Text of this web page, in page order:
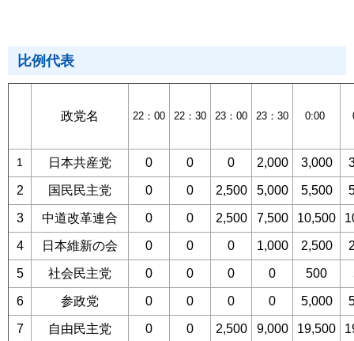
比例代表
政党名 22：00 22：30 23：00 23：30 0:00
1 日本共産党 0 0 0 2,000 3,000
2 国民民主党 0 0 2,500 5,000 5,500
3 中道改革連合 0 0 2,500 7,500 10,500
4 日本維新の会 0 0 0 1,000 2,500
5 社会民主党 0 0 0 0 500
6 参政党 0 0 0 0 5,000
7 自由民主党 0 0 2,500 9,000 19,500